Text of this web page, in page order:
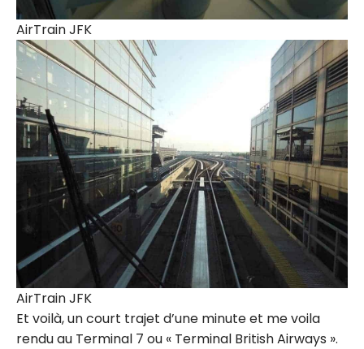
AirTrain JFK
AirTrain JFK
Et voilà, un court trajet d’une minute et me voila
rendu au Terminal 7 ou « Terminal British Airways ».